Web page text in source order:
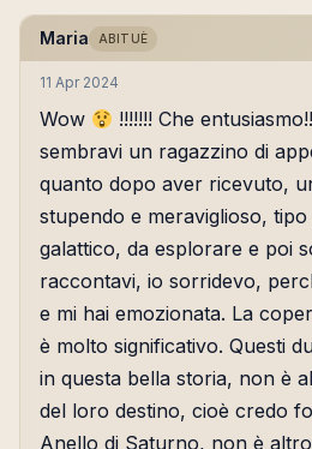
Maria ABITUÈ
11 Apr 2024
Wow
!!!!!!! Che
sembravi un ragazzino di
quanto dopo aver ricevuto,
stupendo e meraviglioso,
galattico, da esplorare e poi
raccontavi, io sorridevo,
e mi hai emozionata. La
è molto significativo. Questi
in questa bella storia, non è
del loro destino, cioè credo
Anello di Saturno, non è